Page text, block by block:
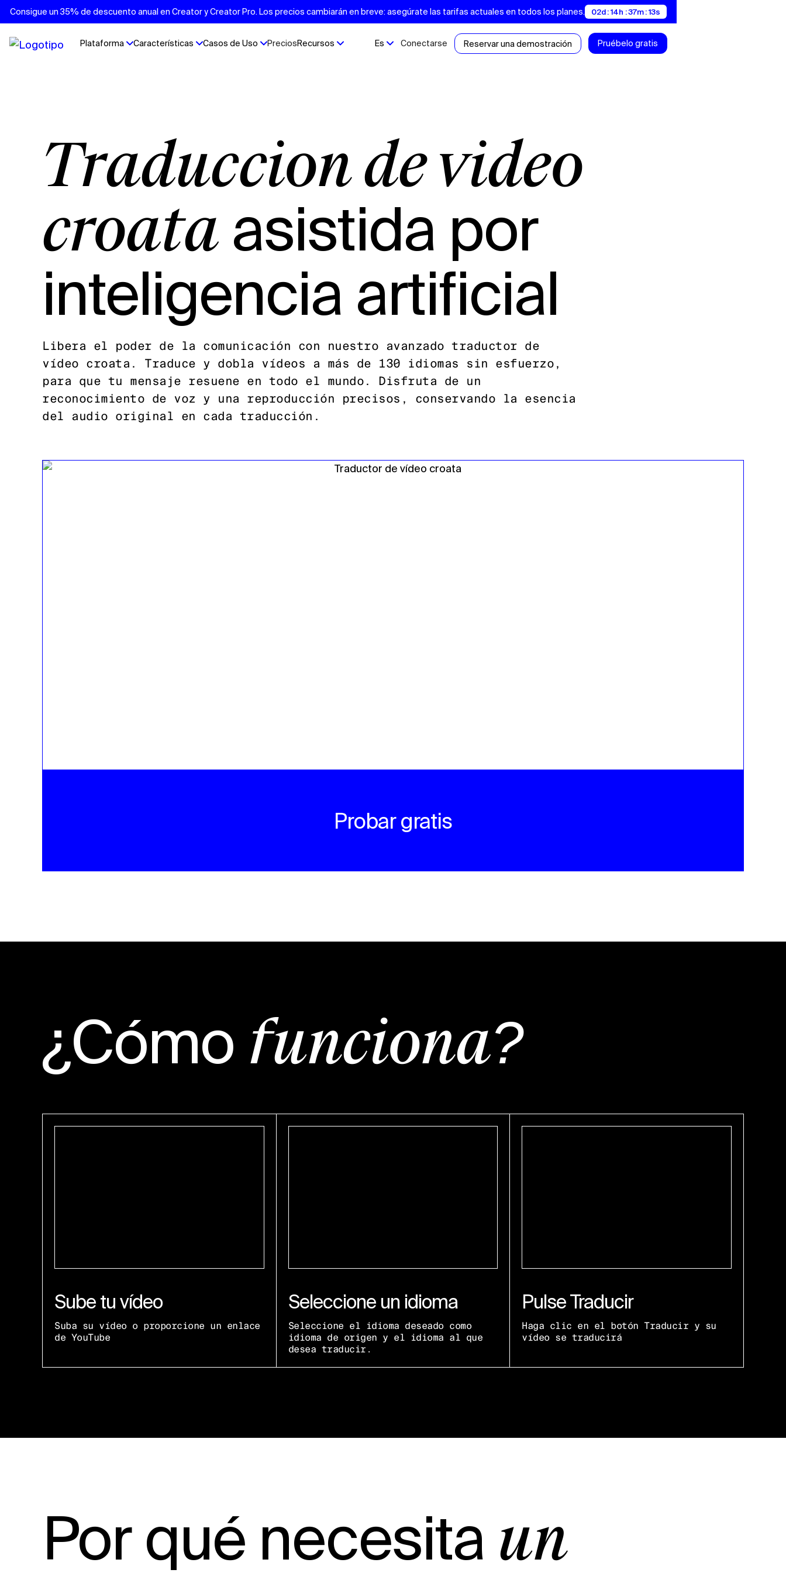
Consigue un 35% de descuento anual en Creator y Creator Pro. Los precios cambiarán en breve: asegúrate las tarifas actuales en todos los planes. 02d : 14h : 37m : 12s
Plataforma Características Casos de Uso PreciosRecursos Es Conectarse Reservar una demostración Pruébelo gratis
Traducción de vídeo
croata asistida por
inteligencia artificial
Libera el poder de la comunicación con nuestro avanzado traductor de
vídeo croata. Traduce y dobla vídeos a más de 130 idiomas sin esfuerzo,
para que tu mensaje resuene en todo el mundo. Disfruta de un
reconocimiento de voz y una reproducción precisos, conservando la esencia
del audio original en cada traducción.
Probar gratis
¿Cómo funciona?
Sube tu vídeo
Suba su vídeo o proporcione un enlace
de YouTube
Seleccione un idioma
Seleccione el idioma deseado como
idioma de origen y el idioma al que
desea traducir.
Pulse Traducir
Haga clic en el botón Traducir y su
vídeo se traducirá
Por qué necesita un